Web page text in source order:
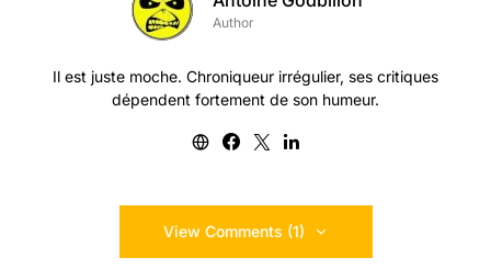
Author
Il est juste moche. Chroniqueur irrégulier, ses critiques
dépendent fortement de son humeur.
View Comments (1)